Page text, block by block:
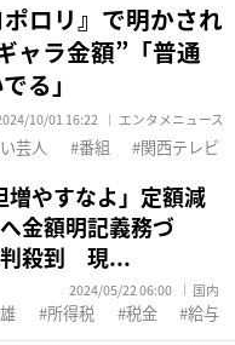
ロリ』で明かされ
ャラ金額”「普通
る」
10/01 16:22 エンタメニュース
芸人 番組 関西テレビ
増やすなよ」定額減
金額明記義務づ
判殺到 現...
2024/05/22 06:00 国内
所得税 税金 給与